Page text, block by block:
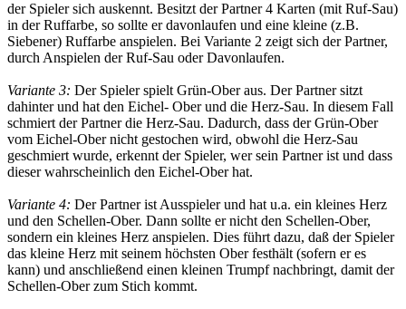
der Spieler sich auskennt. Besitzt der Partner 4 Karten (mit Ruf-Sau)
in der Ruffarbe, so sollte er davonlaufen und eine kleine (z.B.
Siebener) Ruffarbe anspielen. Bei Variante 2 zeigt sich der Partner,
durch Anspielen der Ruf-Sau oder Davonlaufen.
Variante 3: Der Spieler spielt Grün-Ober aus. Der Partner sitzt
dahinter und hat den Eichel- Ober und die Herz-Sau. In diesem Fall
schmiert der Partner die Herz-Sau. Dadurch, dass der Grün-Ober
vom Eichel-Ober nicht gestochen wird, obwohl die Herz-Sau
geschmiert wurde, erkennt der Spieler, wer sein Partner ist und dass
dieser wahrscheinlich den Eichel-Ober hat.
Variante 4: Der Partner ist Ausspieler und hat u.a. ein kleines Herz
und den Schellen-Ober. Dann sollte er nicht den Schellen-Ober,
sondern ein kleines Herz anspielen. Dies führt dazu, daß der Spieler
das kleine Herz mit seinem höchsten Ober festhält (sofern er es
kann) und anschließend einen kleinen Trumpf nachbringt, damit der
Schellen-Ober zum Stich kommt.